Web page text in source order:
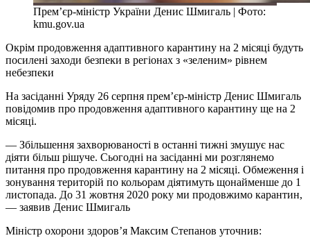
Прем’єр-міністр України Денис Шмигаль | Фото:
kmu.gov.ua
Окрім продовження адаптивного карантину на 2 місяці будуть
посилені заходи безпеки в регіонах з «зеленим» рівнем
небезпеки
На засіданні Уряду 26 серпня прем’єр-міністр Денис Шмигаль
повідомив про продовження адаптивного карантину ще на 2
місяці.
— Збільшення захворюваності в останні тижні змушує нас
діяти більш рішуче. Сьогодні на засіданні ми розглянемо
питання про продовження карантину на 2 місяці. Обмеження і
зонування територій по кольорам діятимуть щонайменше до 1
листопада. До 31 жовтня 2020 року ми продовжимо карантин,
— заявив Денис Шмигаль
Міністр охорони здоров’я Максим Степанов уточнив: